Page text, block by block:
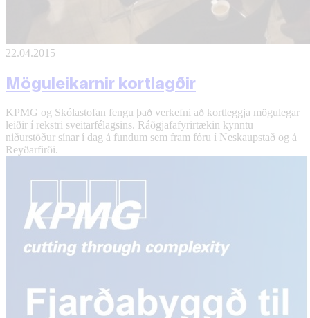
22.04.2015
Möguleikarnir kortlagðir
KPMG og Skólastofan fengu það verkefni að kortleggja mögulegar
leiðir í rekstri sveitarfélagsins. Ráðgjafafyrirtækin kynntu
niðurstöður sínar í dag á fundum sem fram fóru í Neskaupstað og á
Reyðarfirði.